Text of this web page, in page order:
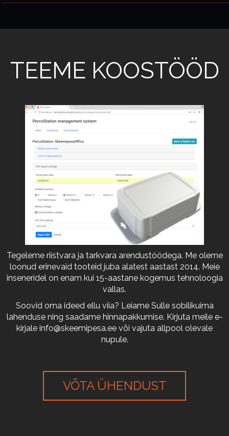
TEEME KOOSTÖÖD
Tegeleme riistvara ja tarkvara arendustöödega. Me oleme
loonud erinevaid tooteid juba alatest aastast 2014. Meie
inseneridel on enam kui 15-aastane kogemus tehnoloogia
vallas.
Soovid oma ideed ellu viia? Leiame Sulle sobilikuima
lahenduse ning saadame hinnapakkumise. Kirjuta meile e-
kirjale info@skeemipesa.ee või vajuta allpool olevale
nupule.
VÕTA ÜHENDUST